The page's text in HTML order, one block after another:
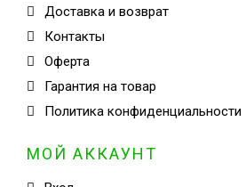
Доставка и возврат
Контакты
Оферта
Гарантия на товар
Политика конфиденциальности
МОЙ АККАУНТ